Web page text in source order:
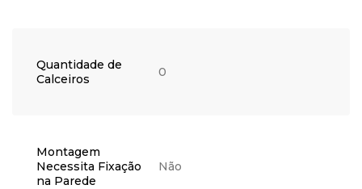
Quantidade de
Calceiros
0
Montagem
Necessita Fixação
na Parede
Não